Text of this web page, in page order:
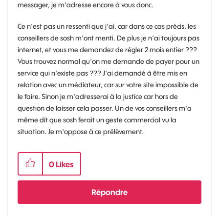
messager, je m'adresse encore à vous donc.
Ce n'est pas un ressenti que j'ai, car dans ce cas précis, les
conseillers de sosh m'ont menti. De plus je n'ai toujours pas
internet, et vous me demandez de régler 2 mois entier ???
Vous trouvez normal qu'on me demande de payer pour un
service qui n'existe pas ??? J'ai demandé à être mis en
relation avec un médiateur, car sur votre site impossible de
le faire. Sinon je m'adresserai à la justice car hors de
question de laisser cela passer. Un de vos conseillers m'a
même dit que sosh ferait un geste commercial vu la
situation. Je m'oppose à ce prélèvement.
0 Likes
Répondre